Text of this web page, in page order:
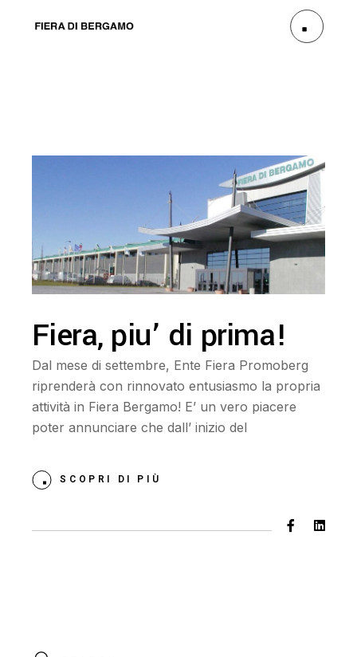
Fiera, piu’ di prima!
Dal mese di settembre, Ente Fiera Promoberg
riprenderà con rinnovato entusiasmo la propria
attività in Fiera Bergamo! E’ un vero piacere
poter annunciare che dall’ inizio del
SCOPRI DI PIÙ